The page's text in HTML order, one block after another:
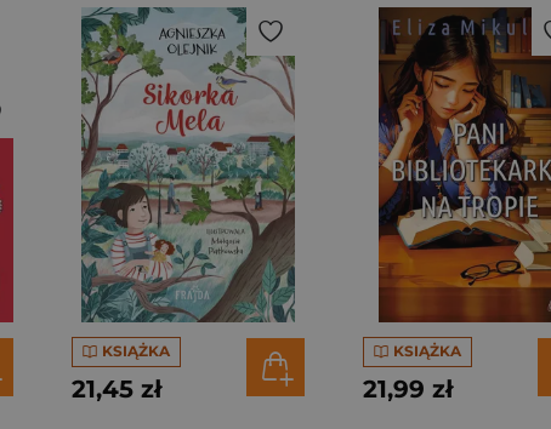
KSIĄŻKA
21,45 zł
KSIĄŻKA
21,99 zł